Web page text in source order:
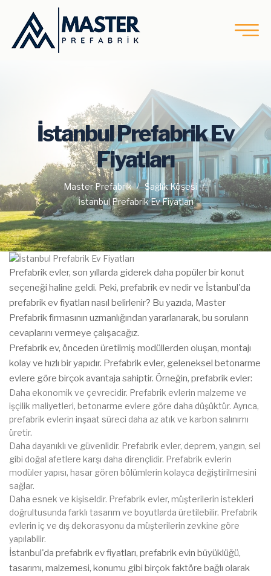
İstanbul Prefabrik Ev
Fiyatları
Master Prefabrik
Sağlık Köşesi
İstanbul Prefabrik Ev Fiyatları
Prefabrik evler, son yıllarda giderek daha popüler bir konut
seçeneği haline geldi. Peki, prefabrik ev nedir ve İstanbul'da
prefabrik ev fiyatları nasıl belirlenir? Bu yazıda, Master
Prefabrik firmasının uzmanlığından yararlanarak, bu soruların
cevaplarını vermeye çalışacağız.
Prefabrik ev, önceden üretilmiş modüllerden oluşan, montajı
kolay ve hızlı bir yapıdır. Prefabrik evler, geleneksel betonarme
evlere göre birçok avantaja sahiptir. Örneğin, prefabrik evler:
Daha ekonomik ve çevrecidir. Prefabrik evlerin malzeme ve
işçilik maliyetleri, betonarme evlere göre daha düşüktür. Ayrıca,
prefabrik evlerin inşaat süreci daha az atık ve karbon salınımı
üretir.
Daha dayanıklı ve güvenlidir. Prefabrik evler, deprem, yangın, sel
gibi doğal afetlere karşı daha dirençlidir. Prefabrik evlerin
modüler yapısı, hasar gören bölümlerin kolayca değiştirilmesini
sağlar.
Daha esnek ve kişiseldir. Prefabrik evler, müşterilerin istekleri
doğrultusunda farklı tasarım ve boyutlarda üretilebilir. Prefabrik
evlerin iç ve dış dekorasyonu da müşterilerin zevkine göre
yapılabilir.
İstanbul'da prefabrik ev fiyatları, prefabrik evin büyüklüğü,
tasarımı, malzemesi, konumu gibi birçok faktöre bağlı olarak